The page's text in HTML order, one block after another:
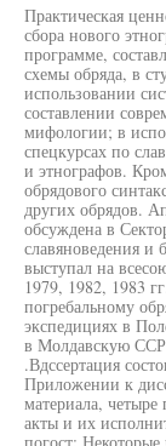
Практическая
сбора нового
программе,
схемы обряда, в
использовании
составлении
мифологии; в
спецкурсах по
и этнографов.
обрядового
других обрядов.
обсуждена в
славяноведения и
выступал на
1979, 1982, 1983
погребальному
экспедициях в
в Молдавскую ССР
.Вдссертация
Приложении к
материала,
акты и их